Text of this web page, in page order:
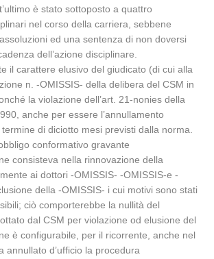
è stato sottoposto a quattro
nel corso della carriera, sebbene
ed una sentenza di non doversi
dell’azione disciplinare.
il carattere elusivo del giudicato (di cui alla
n. -OMISSIS- della delibera del CSM in
la violazione dell’art. 21-nonies della
anche per essere l’annullamento
di diciotto mesi previsti dalla norma.
conformativo gravante
consisteva nella rinnovazione della
ai dottori -OMISSIS- -OMISSIS-e -
della -OMISSIS- i cui motivi sono stati
ciò comporterebbe la nullità del
dal CSM per violazione od elusione del
è configurabile, per il ricorrente, anche nel
annullato d’ufficio la procedura